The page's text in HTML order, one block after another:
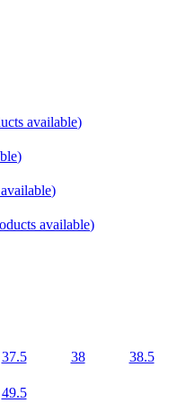
available)
)
)
available)
37.5 38 38.5
49.5